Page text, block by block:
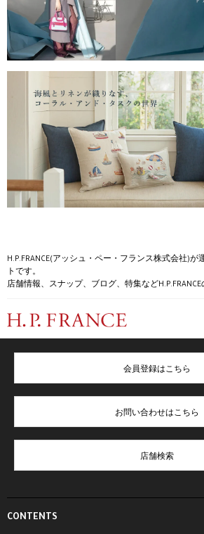
H.P.FRANCE(アッシュ・ペー・フランス株式会社)が
トです。
店舗情報、スナップ、ブログ、特集など
CONTENTS
会員登録はこちら
お問い合わせはこちら
店舗検索